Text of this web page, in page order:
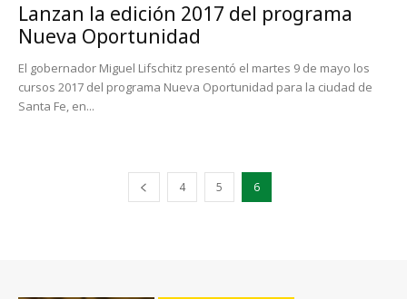
Lanzan la edición 2017 del programa
Nueva Oportunidad
El gobernador Miguel Lifschitz presentó el martes 9 de mayo los
cursos 2017 del programa Nueva Oportunidad para la ciudad de
Santa Fe, en...
4 5 6